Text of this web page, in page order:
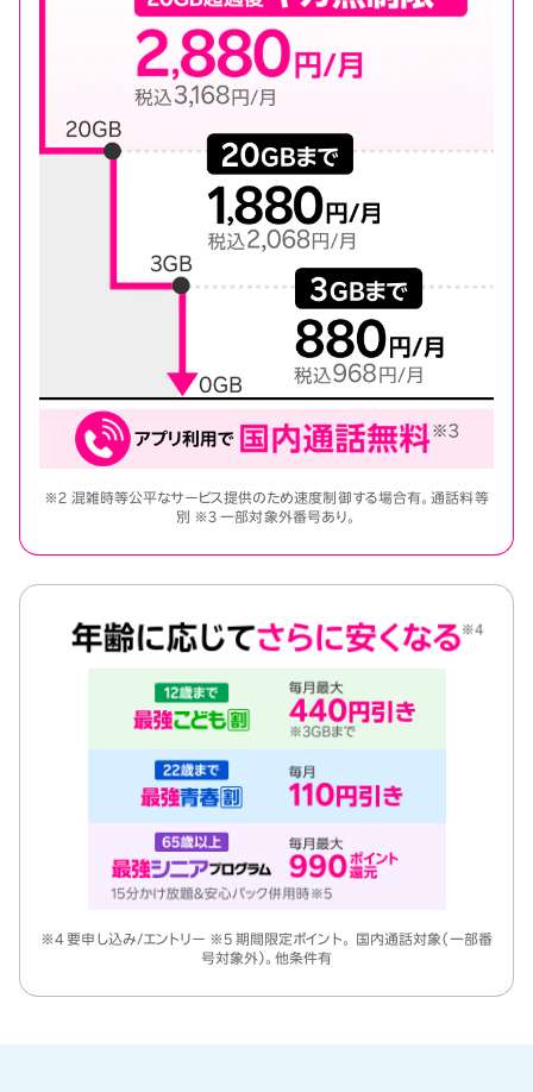
※2 混雑時等公平なサービス提供のため速度制御する場合有。通話料等
別 ※3 一部対象外番号あり。
※4 要申し込み/エントリー ※5 期間限定ポイント。 国内通話対象（一部番
号対象外）。他条件有